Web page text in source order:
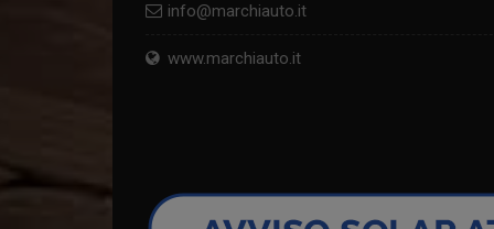
info@marchiauto.it
www.marchiauto.it